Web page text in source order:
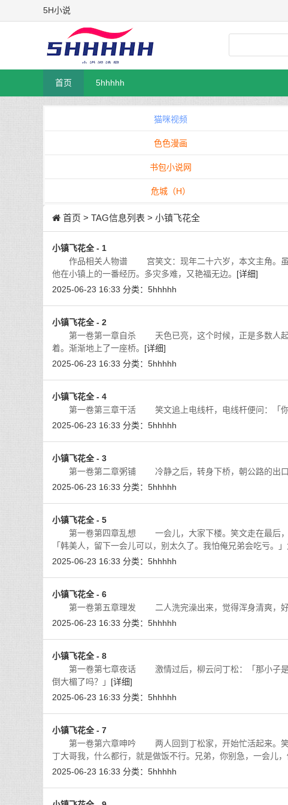
5H小说
首页 5hhhhh
猫咪视频
色色漫画
书包小说网
危城（H）
首页 > TAG信息列表 > 小镇飞花全
小镇飞花全 - 1
作品相关人物谱 宫笑文：现年二十六岁，本文主角。虽
他在小镇上的一番经历。多灾多难，又艳福无边。 [详细]
2025-06-23 16:33 分类： 5hhhhh
小镇飞花全 - 2
第一卷第一章自杀 天色已亮，这个时候，正是多数人起
着。渐渐地上了一座桥。 [详细]
2025-06-23 16:33 分类： 5hhhhh
小镇飞花全 - 4
第一卷第三章干活 笑文追上电线杆，电线杆便问：「你
2025-06-23 16:33 分类： 5hhhhh
小镇飞花全 - 3
第一卷第二章粥铺 冷静之后，转身下桥，朝公路的出口走
2025-06-23 16:33 分类： 5hhhhh
小镇飞花全 - 5
第一卷第四章乱想 一会儿，大家下楼。笑文走在最后，韩
「韩美人，留下一会儿可以，别太久了。我怕俺兄弟会吃亏。
2025-06-23 16:33 分类： 5hhhhh
小镇飞花全 - 6
第一卷第五章理发 二人洗完澡出来，觉得浑身清爽，好象
2025-06-23 16:33 分类： 5hhhhh
小镇飞花全 - 8
第一卷第七章夜话 激情过后，柳云问丁松：「那小子是
倒大楣了吗？」 [详细]
2025-06-23 16:33 分类： 5hhhhh
小镇飞花全 - 7
第一卷第六章呻吟 两人回到丁松家，开始忙活起来。笑
丁大哥我，什么都行，就是做饭不行。兄弟，你别急，一会儿
2025-06-23 16:33 分类： 5hhhhh